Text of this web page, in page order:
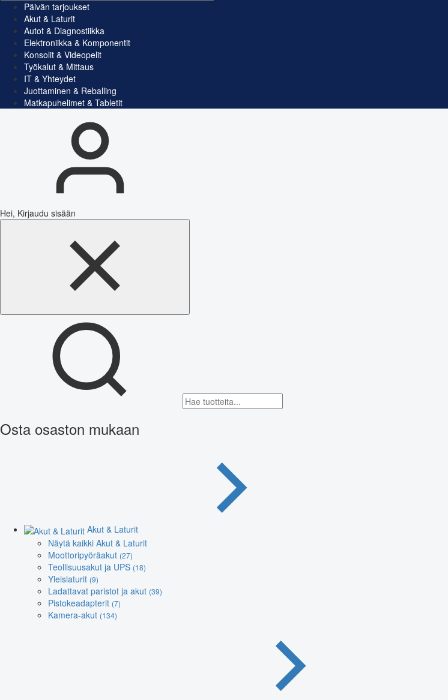
Päivän tarjoukset
Akut & Laturit
Autot & Diagnostiikka
Elektroniikka & Komponentit
Konsolit & Videopelit
Työkalut & Mittaus
IT & Yhteydet
Juottaminen & Reballing
Matkapuhelimet & Tabletit
Hei, Kirjaudu sisään
Osta osaston mukaan
Akut & Laturit
Näytä kaikki Akut & Laturit
Moottoripyöräakut (27)
Teollisuusakut ja UPS (18)
Yleislaturit (9)
Ladattavat paristot ja akut (39)
Pistokeadapterit (7)
Kamera-akut (134)